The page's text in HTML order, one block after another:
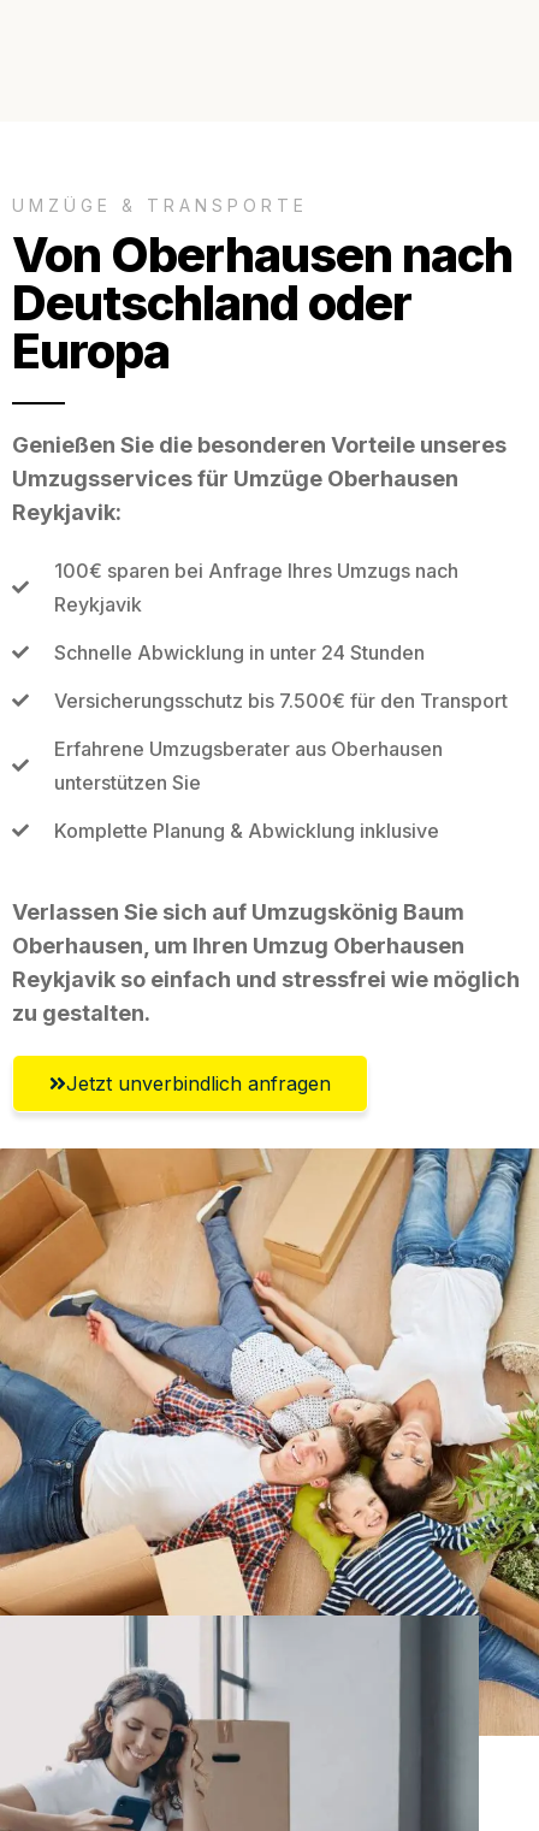
UMZÜGE & TRANSPORTE
Von Oberhausen nach
Deutschland oder
Europa
Genießen Sie die besonderen Vorteile unseres
Umzugsservices für Umzüge Oberhausen
Reykjavik:
100€ sparen bei Anfrage Ihres Umzugs nach
Reykjavik
Schnelle Abwicklung in unter 24 Stunden
Versicherungsschutz bis 7.500€ für den Transport
Erfahrene Umzugsberater aus Oberhausen
unterstützen Sie
Komplette Planung & Abwicklung inklusive
Verlassen Sie sich auf Umzugskönig Baum
Oberhausen, um Ihren Umzug Oberhausen
Reykjavik so einfach und stressfrei wie möglich
zu gestalten.
Jetzt unverbindlich anfragen